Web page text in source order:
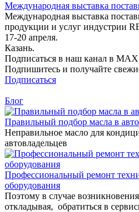
Международная выставка
Международная выставка
продукции и услуг индустрии
17-20 апреля.
Казань.
Подписаться в наш канал в MAX
Подпишитесь и получайте
Подписаться
Блог
Правильный подбор масла в
Неправильное масло для
автовладельцев
Профессиональный ремонт
оборудования
Поэтому в случае
откладывая, обратиться в